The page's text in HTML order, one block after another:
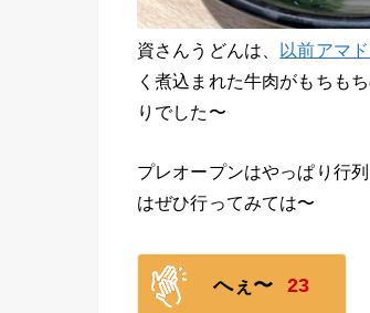
資さんうどんは、 以前アマ
く煮込まれた牛肉がもちも
りでした〜
プレオープンはやっぱり行
はぜひ行ってみては〜
へぇ〜 23